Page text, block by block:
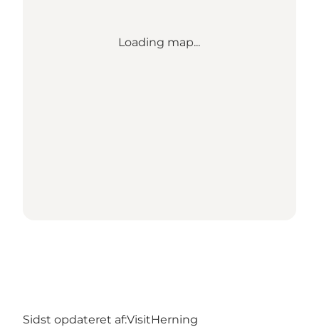
Loading map...
Sidst opdateret af:VisitHerning